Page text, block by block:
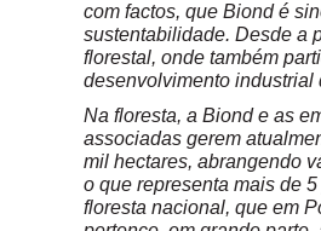
com factos, que Biond é
sustentabilidade. Desde a
florestal, onde também
desenvolvimento industrial
Na floresta, a Biond e as
associadas gerem
mil hectares, abrangendo
o que representa mais de
floresta nacional, que em